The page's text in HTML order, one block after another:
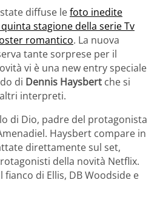
diffuse lefoto inedite
stagione della serie Tv
romantico. La nuova
tante sorprese per il
vi è una new entry speciale
di Dennis Haysbert che si
altri interpreti.
di Dio, padre del protagonista
Haysbert compare in
direttamente sul set,
della novità Netflix.
fianco di Ellis, DB Woodside e